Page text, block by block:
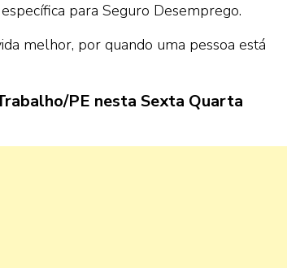
para Seguro Desemprego.
melhor, por quando uma pessoa está
PE nesta Sexta Quarta